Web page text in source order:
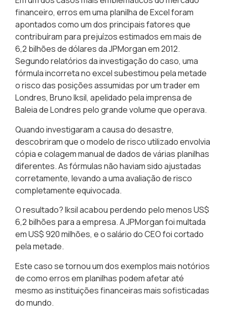
financeiro, erros em uma planilha de Excel foram
apontados como um dos principais fatores que
contribuíram para prejuízos estimados em mais de
6,2 bilhões de dólares da JPMorgan em 2012.
Segundo relatórios da investigação do caso, uma
fórmula incorreta no excel subestimou pela metade
o risco das posições assumidas por um trader em
Londres, Bruno Iksil, apelidado pela imprensa de
Baleia de Londres pelo grande volume que operava.
Quando investigaram a causa do desastre,
descobriram que o modelo de risco utilizado envolvia
cópia e colagem manual de dados de várias planilhas
diferentes. As fórmulas não haviam sido ajustadas
corretamente, levando a uma avaliação de risco
completamente equivocada.
O resultado? Iksil acabou perdendo pelo menos US$
6,2 bilhões para a empresa. A JPMorgan foi multada
em US$ 920 milhões, e o salário do CEO foi cortado
pela metade.
Este caso se tornou um dos exemplos mais notórios
de como erros em planilhas podem afetar até
mesmo as instituições financeiras mais sofisticadas
do mundo.